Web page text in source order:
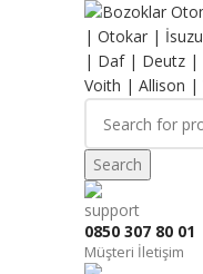
Search
0850 307 80 01
Müşteri İletişim